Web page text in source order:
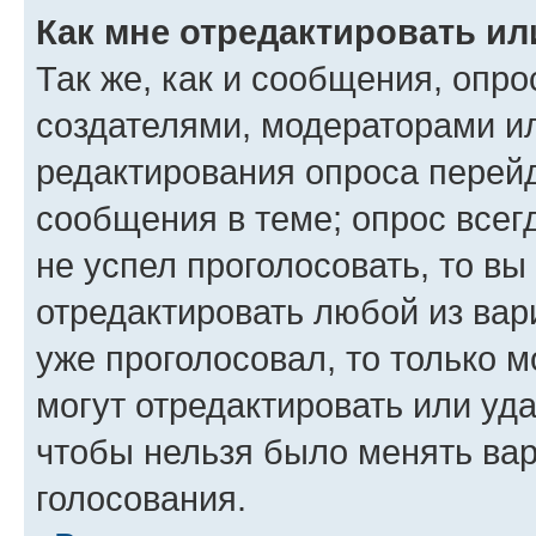
Как мне отредактировать
Так же, как и сообщения,
создателями, модераторами
редактирования опроса
сообщения в теме; опрос
не успел проголосовать, то
отредактировать любой из
уже проголосовал, то только
могут отредактировать или
чтобы нельзя было менять
голосования.